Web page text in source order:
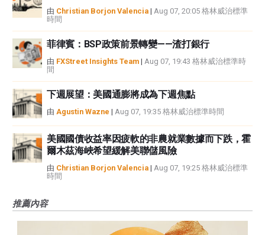
由 Christian Borjon Valencia | Aug 07, 20:05 格林威治標準
時間
菲律賓：BSP政策前景轉變——渣打銀行
由 FXStreet Insights Team | Aug 07, 19:43 格林威治標準時
間
下週展望：美國通膨將成為下週焦點
由 Agustin Wazne | Aug 07, 19:35 格林威治標準時間
美國國債收益率因疲軟的非農就業數據而下跌，霍
爾木茲海峽希望緩解美聯儲風險
由 Christian Borjon Valencia | Aug 07, 19:25 格林威治標準
時間
推薦內容